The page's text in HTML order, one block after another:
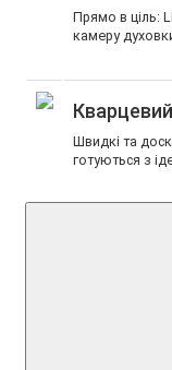
Прямо в ціль:
камеру
Швидкі та
готуються з